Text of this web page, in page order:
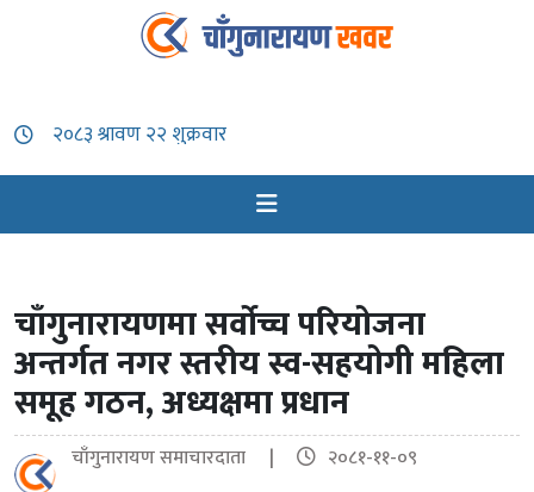
चाँगुनारायणमा सर्वोच्च परियोजना
अन्तर्गत नगर स्तरीय स्व-सहयोगी महिला
समूह गठन, अध्यक्षमा प्रधान
चाँगुनारायण समाचारदाता | २०८१-११-०९